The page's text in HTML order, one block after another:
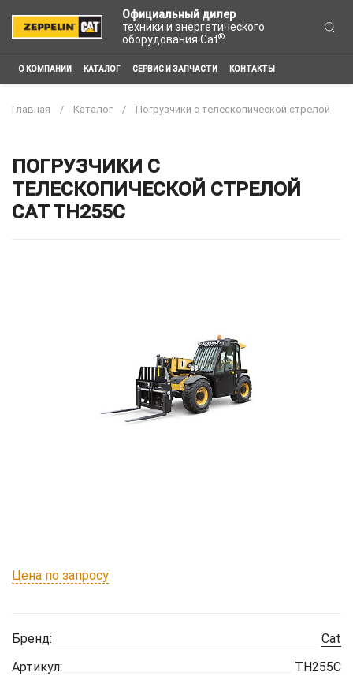
Официальный дилер
техники и энергетического
оборудования Cat®
О КОМПАНИИ КАТАЛОГ СЕРВИС И ЗАПЧАСТИ КОНТАКТЫ
Главная Каталог Погрузчики с телескопической стрелой
ПОГРУЗЧИКИ С
ТЕЛЕСКОПИЧЕСКОЙ СТРЕЛОЙ
CAT TH255C
Цена по запросу
Бренд:
Cat
Артикул:
TH255C